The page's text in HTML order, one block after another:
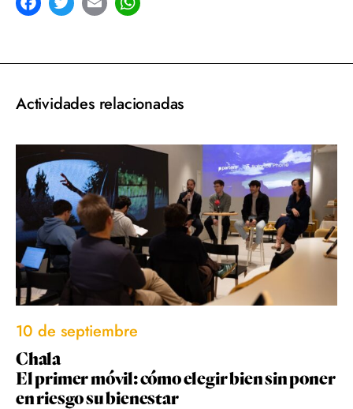
Actividades relacionadas
10 de septiembre
Chala
El primer móvil: cómo elegir bien sin poner
en riesgo su bienestar